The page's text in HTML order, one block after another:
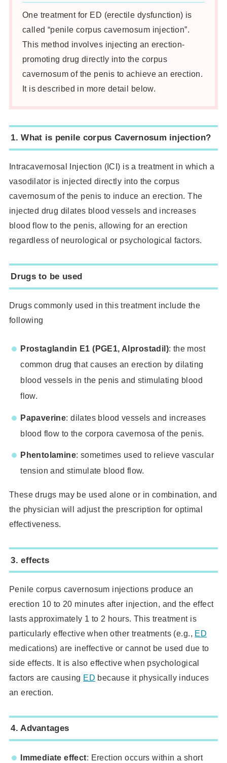
One treatment for ED (erectile dysfunction) is
called “penile corpus cavernosum injection”.
This method involves injecting an erection-
promoting drug directly into the corpus
cavernosum of the penis to achieve an erection.
It is described in more detail below.
1.What is penile corpus Cavernosum injection?
Intracavernosal Injection (ICI) is a treatment in which a
vasodilator is injected directly into the corpus
cavernosum of the penis to induce an erection. The
injected drug dilates blood vessels and increases
blood flow to the penis, allowing for an erection
regardless of neurological or psychological factors.
Drugs to be used
Drugs commonly used in this treatment include the
following
Prostaglandin E1 (PGE1, Alprostadil): the most
common drug that causes an erection by dilating
blood vessels in the penis and stimulating blood
flow.
Papaverine: dilates blood vessels and increases
blood flow to the corpora cavernosa of the penis.
Phentolamine: sometimes used to relieve vascular
tension and stimulate blood flow.
These drugs may be used alone or in combination, and
the physician will adjust the prescription for optimal
effectiveness.
3.effects
Penile corpus cavernosum injections produce an
erection 10 to 20 minutes after injection, and the effect
lasts approximately 1 to 2 hours. This treatment is
particularly effective when other treatments (e.g., ED
medications) are ineffective or cannot be used due to
side effects. It is also effective when psychological
factors are causing ED because it physically induces
an erection.
4.Advantages
Immediate effect: Erection occurs within a short